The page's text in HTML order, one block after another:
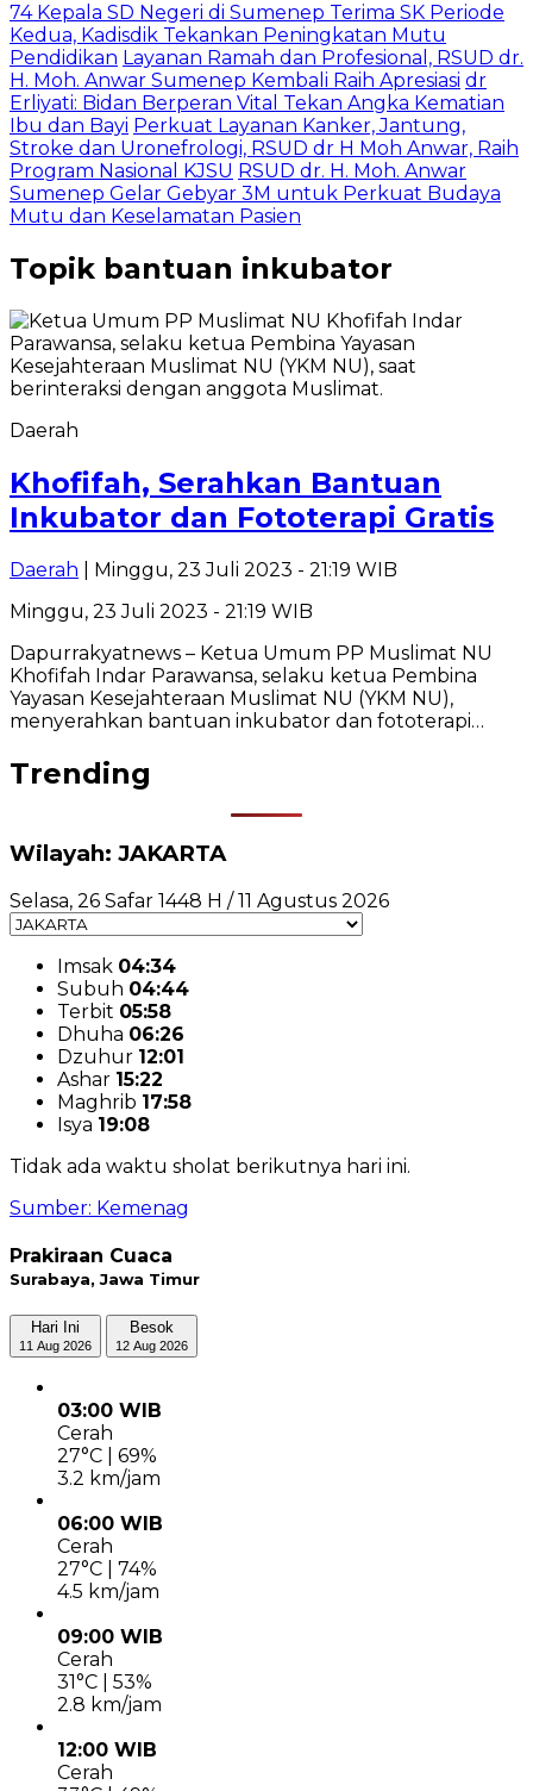
74 Kepala SD Negeri di Sumenep Terima SK Periode
Kedua, Kadisdik Tekankan Peningkatan Mutu
Pendidikan Layanan Ramah dan Profesional, RSUD dr.
H. Moh. Anwar Sumenep Kembali Raih Apresiasi dr
Erliyati: Bidan Berperan Vital Tekan Angka Kematian
Ibu dan Bayi Perkuat Layanan Kanker, Jantung,
Stroke dan Uronefrologi, RSUD dr H Moh Anwar, Raih
Program Nasional KJSU RSUD dr. H. Moh. Anwar
Sumenep Gelar Gebyar 3M untuk Perkuat Budaya
Mutu dan Keselamatan Pasien
Topik bantuan inkubator
Daerah
Khofifah, Serahkan Bantuan
Inkubator dan Fototerapi Gratis
Daerah | Minggu, 23 Juli 2023 - 21:19 WIB
Minggu, 23 Juli 2023 - 21:19 WIB
Dapurrakyatnews – Ketua Umum PP Muslimat NU
Khofifah Indar Parawansa, selaku ketua Pembina
Yayasan Kesejahteraan Muslimat NU (YKM NU),
menyerahkan bantuan inkubator dan fototerapi…
Trending
Wilayah: JAKARTA
Selasa, 26 Safar 1448 H / 11 Agustus 2026
Imsak 04:34
Subuh 04:44
Terbit 05:58
Dhuha 06:26
Dzuhur 12:01
Ashar 15:22
Maghrib 17:58
Isya 19:08
Tidak ada waktu sholat berikutnya hari ini.
Sumber: Kemenag
Prakiraan Cuaca
Surabaya, Jawa Timur
Hari Ini
11 Aug 2026
Besok
12 Aug 2026
03:00 WIB
Cerah
27°C | 69%
3.2 km/jam
06:00 WIB
Cerah
27°C | 74%
4.5 km/jam
09:00 WIB
Cerah
31°C | 53%
2.8 km/jam
12:00 WIB
Cerah